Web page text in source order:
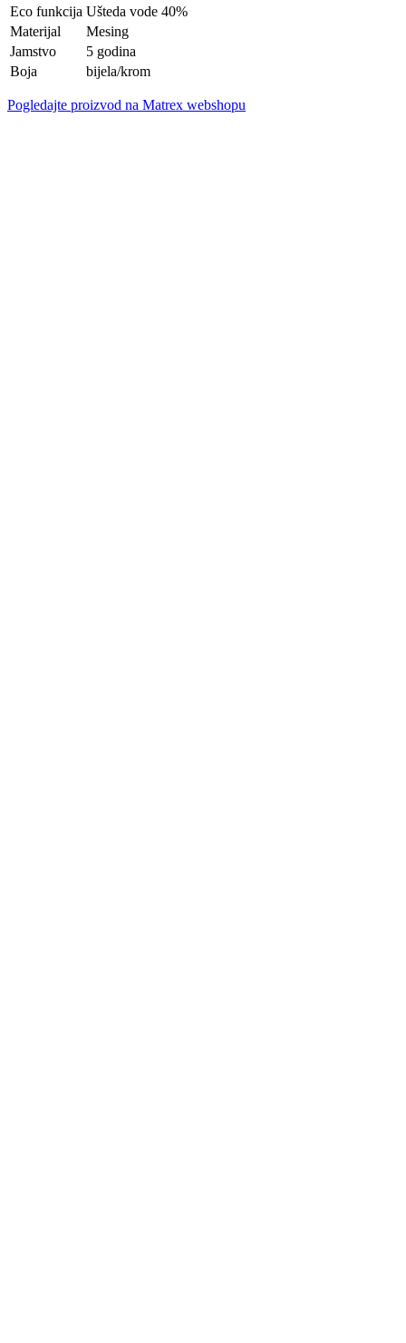
Eco funkcija Ušteda vode 40%
Materijal
Mesing
Jamstvo
5 godina
Boja
bijela/krom
Pogledajte proizvod na Matrex webshopu